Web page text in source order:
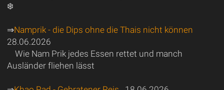
❄️
⇒Namprik - die Dips ohne die Thais nicht können
28.06.2026
Wie Nam Prik jedes Essen rettet und manch
Ausländer fliehen lässt